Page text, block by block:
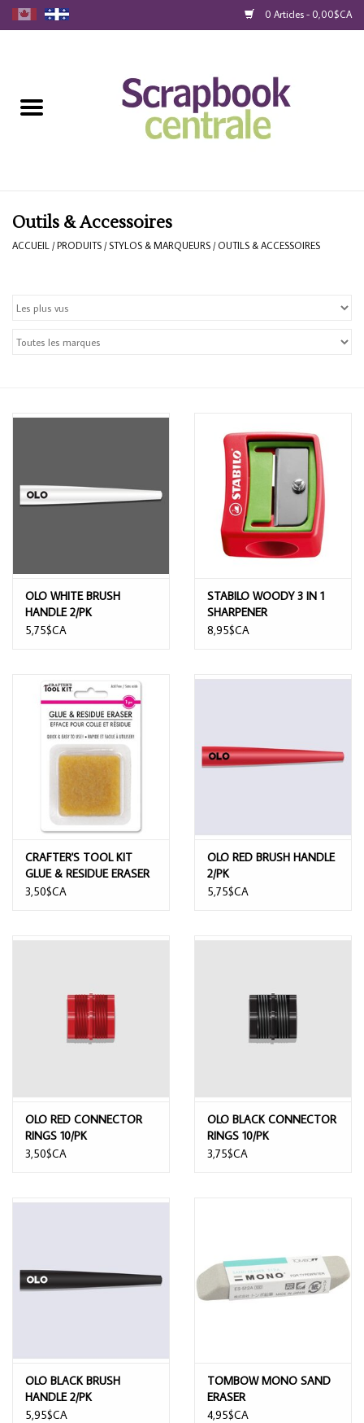
0 Articles - 0,00$CA
Fidélité
Cartes-Cadeau
Outils & Accessoires
ACCUEIL /PRODUITS / STYLOS & MARQUEURS / OUTILS & ACCESSOIRES
OLO WHITE BRUSH
HANDLE 2/PK
5,75$CA
STABILO WOODY 3 IN 1
SHARPENER
8,95$CA
CRAFTER'S TOOL KIT
GLUE & RESIDUE ERASER
3,50$CA
OLO RED BRUSH HANDLE
2/PK
5,75$CA
OLO RED CONNECTOR
RINGS 10/PK
3,50$CA
OLO BLACK CONNECTOR
RINGS 10/PK
3,75$CA
OLO BLACK BRUSH
HANDLE 2/PK
5,95$CA
TOMBOW MONO SAND
ERASER
4,95$CA